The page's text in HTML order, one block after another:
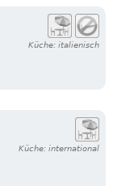
Küche: italienisch
Küche: international